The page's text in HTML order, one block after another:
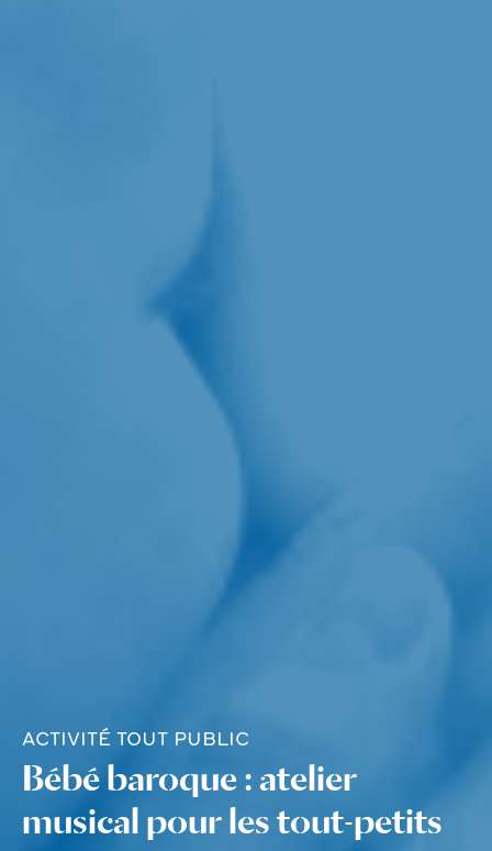
ACTIVITÉ TOUT PUBLIC
Bébé baroque : atelier
musical pour les tout-petits